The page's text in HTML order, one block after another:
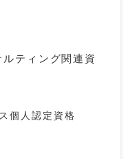
ティング関連資
個人認定資格